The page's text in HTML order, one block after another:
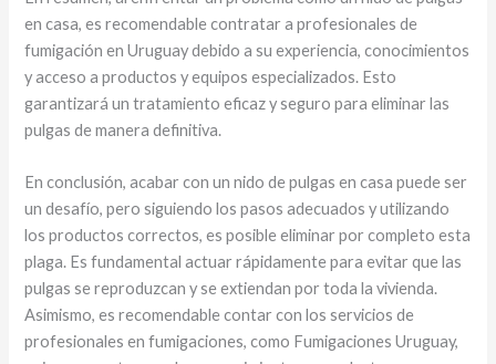
en casa, es recomendable contratar a profesionales de
fumigación en Uruguay debido a su experiencia, conocimientos
y acceso a productos y equipos especializados. Esto
garantizará un tratamiento eficaz y seguro para eliminar las
pulgas de manera definitiva.
En conclusión, acabar con un nido de pulgas en casa puede ser
un desafío, pero siguiendo los pasos adecuados y utilizando
los productos correctos, es posible eliminar por completo esta
plaga. Es fundamental actuar rápidamente para evitar que las
pulgas se reproduzcan y se extiendan por toda la vivienda.
Asimismo, es recomendable contar con los servicios de
profesionales en fumigaciones, como Fumigaciones Uruguay,